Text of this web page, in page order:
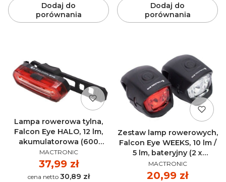
Dodaj do
porównania
Dodaj do
porównania
Lampa rowerowa tylna,
Falcon Eye HALO, 12 lm,
akumulatorowa (600
mAh) MACTRONIC -
FBR0071
PRODUCENT
MACTRONIC
Cena
37,99 zł
Cena 30,89 zł
Zestaw lamp rowerowych,
Falcon Eye WEEKS, 10 lm /
5 lm, bateryjny (2 x
CR2032) MACTRONIC -
FBS0051
PRODUCENT
MACTRONIC
Cena
20,99 zł